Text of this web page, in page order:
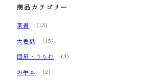
の
ペ
ー
ジ
商品カテゴリー
葉書 (13)
大色紙 (15)
団扇・うちわ (3)
お手本 (2)